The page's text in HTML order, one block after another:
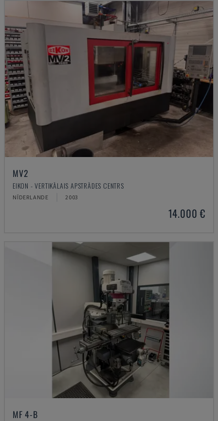
MV2
EIKON - VERTIKĀLAIS APSTRĀDES CENTRS
NĪDERLANDE 2003
14.000 €
MF 4-B